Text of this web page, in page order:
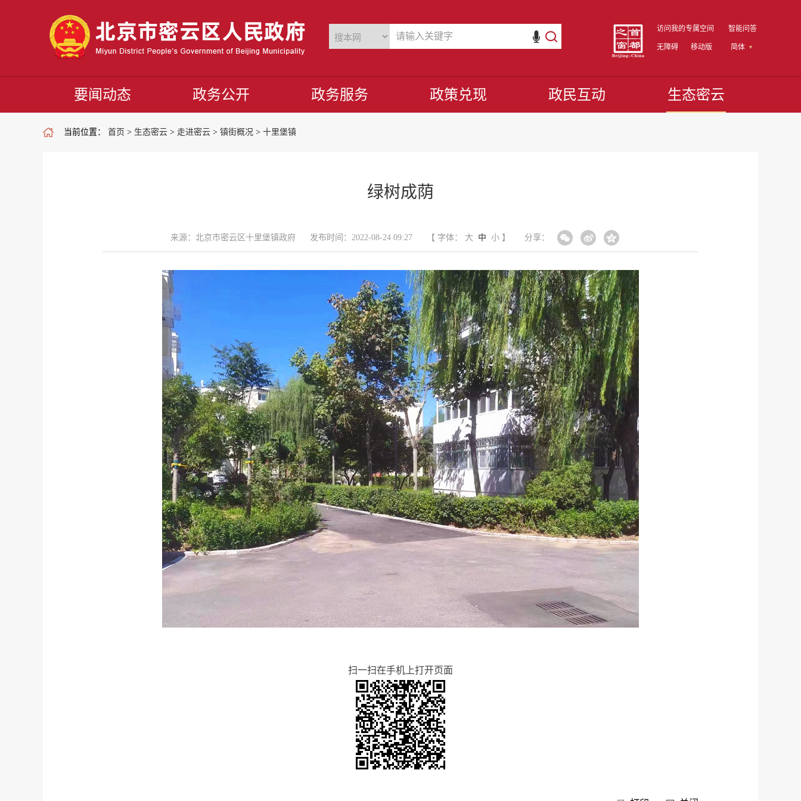
访问我的专属空间 智能问答
无障碍 移动版 简体
要闻动态 政务公开 政务服务 政策兑现 政民互动 生态密云
当前位置： 首页 > 生态密云 > 走进密云 > 镇街概况 > 十里堡镇
绿树成荫
来源：北京市密云区十里堡镇政府 发布时间：2022-08-24 09:27 【 字体： 大 中 小】 分享：
扫一扫在手机上打开页面